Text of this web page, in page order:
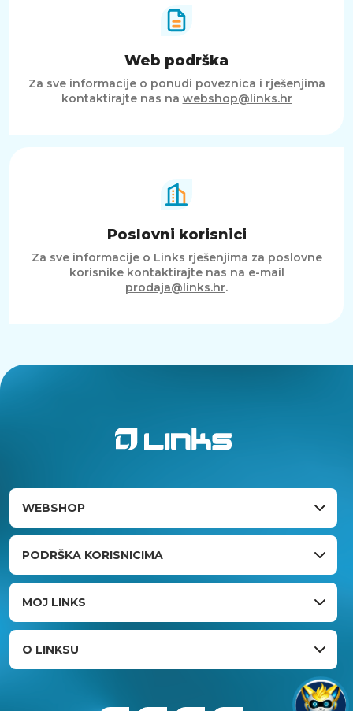
Web podrška
Za sve informacije o ponudi poveznica i rješenjima
kontaktirajte nas na webshop@links.hr
Poslovni korisnici
Za sve informacije o Links rješenjima za poslovne
korisnike kontaktirajte nas na e-mail
prodaja@links.hr.
WEBSHOP
PODRŠKA KORISNICIMA
MOJ LINKS
O LINKSU